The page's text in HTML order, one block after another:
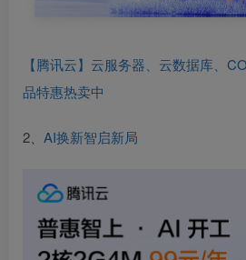
【腾讯云】云服务器、云数据库、
品特惠热卖中
2、 AI换新智启新局